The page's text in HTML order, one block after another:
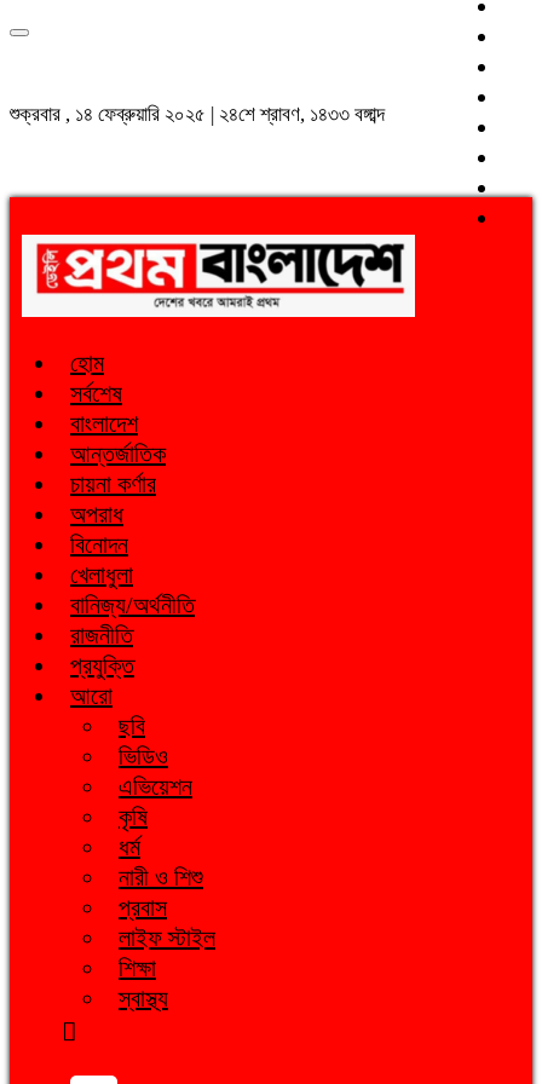
শুক্রবার , ১৪ ফেব্রুয়ারি ২০২৫ | ২৪শে শ্রাবণ, ১৪৩৩ বঙ্গাব্দ
হোম
সর্বশেষ
বাংলাদেশ
আন্তর্জাতিক
চায়না কর্ণার
অপরাধ
বিনোদন
খেলাধুলা
বানিজ্য/অর্থনীতি
রাজনীতি
প্রযুক্তি
আরো
ছবি
ভিডিও
এভিয়েশন
কৃষি
ধর্ম
নারী ও শিশু
প্রবাস
লাইফ স্টাইল
শিক্ষা
স্বাস্থ্য